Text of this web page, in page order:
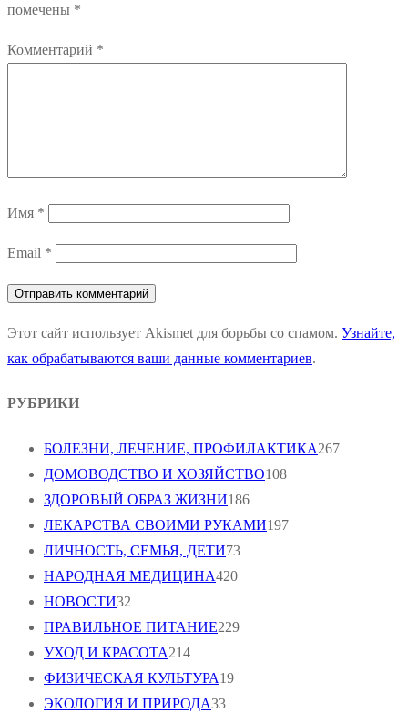
помечены *
Комментарий *
Имя *
Email *
Этот сайт использует Akismet для борьбы со спамом. Узнайте,
как обрабатываются ваши данные комментариев.
РУБРИКИ
БОЛЕЗНИ, ЛЕЧЕНИЕ, ПРОФИЛАКТИКА267
ДОМОВОДСТВО И ХОЗЯЙСТВО108
ЗДОРОВЫЙ ОБРАЗ ЖИЗНИ186
ЛЕКАРСТВА СВОИМИ РУКАМИ197
ЛИЧНОСТЬ, СЕМЬЯ, ДЕТИ73
НАРОДНАЯ МЕДИЦИНА420
НОВОСТИ32
ПРАВИЛЬНОЕ ПИТАНИЕ229
УХОД И КРАСОТА214
ФИЗИЧЕСКАЯ КУЛЬТУРА19
ЭКОЛОГИЯ И ПРИРОДА33